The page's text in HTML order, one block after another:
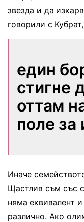
звезда и да
говорили с
един
стигне
оттам
поле за
Иначе
Щастлив съм със
няма еквивалент
различно. Ако